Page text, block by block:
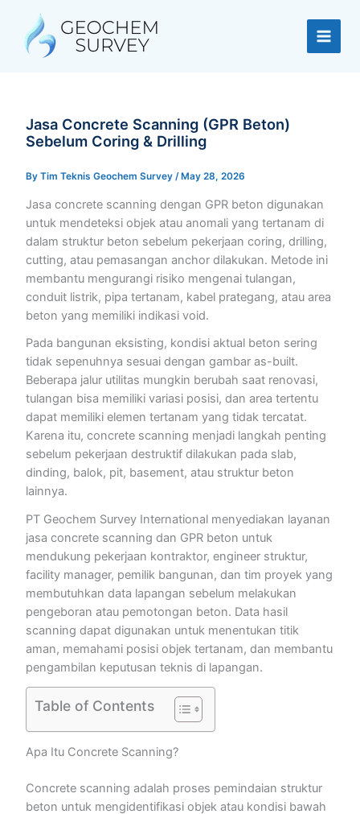
content
Jasa Concrete Scanning (GPR Beton)
Sebelum Coring & Drilling
By Tim Teknis Geochem Survey / May 28, 2026
Jasa concrete scanning dengan GPR beton digunakan
untuk mendeteksi objek atau anomali yang tertanam di
dalam struktur beton sebelum pekerjaan coring, drilling,
cutting, atau pemasangan anchor dilakukan. Metode ini
membantu mengurangi risiko mengenai tulangan,
conduit listrik, pipa tertanam, kabel prategang, atau area
beton yang memiliki indikasi void.
Pada bangunan eksisting, kondisi aktual beton sering
tidak sepenuhnya sesuai dengan gambar as-built.
Beberapa jalur utilitas mungkin berubah saat renovasi,
tulangan bisa memiliki variasi posisi, dan area tertentu
dapat memiliki elemen tertanam yang tidak tercatat.
Karena itu, concrete scanning menjadi langkah penting
sebelum pekerjaan destruktif dilakukan pada slab,
dinding, balok, pit, basement, atau struktur beton
lainnya.
PT Geochem Survey International menyediakan layanan
jasa concrete scanning dan GPR beton untuk
mendukung pekerjaan kontraktor, engineer struktur,
facility manager, pemilik bangunan, dan tim proyek yang
membutuhkan data lapangan sebelum melakukan
pengeboran atau pemotongan beton. Data hasil
scanning dapat digunakan untuk menentukan titik
aman, memahami posisi objek tertanam, dan membantu
pengambilan keputusan teknis di lapangan.
Table of Contents
Apa Itu Concrete Scanning?
Concrete scanning adalah proses pemindaian struktur
beton untuk mengidentifikasi objek atau kondisi bawah